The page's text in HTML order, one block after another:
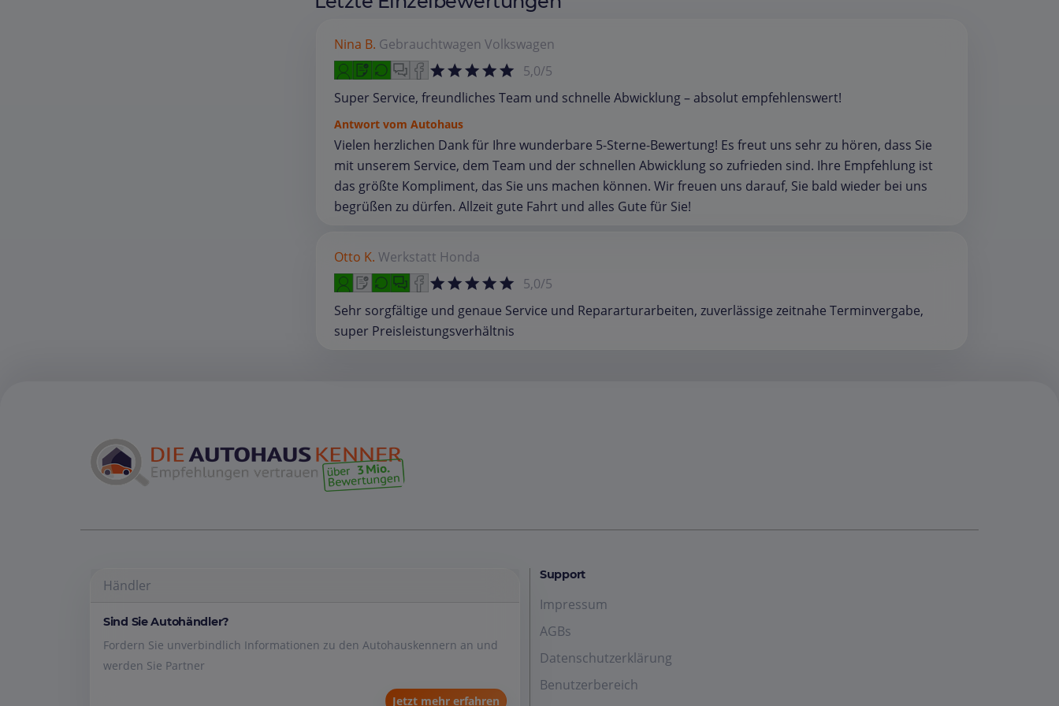
Nina B. Gebrauchtwagen Volkswagen
5,0/5
Super Service, freundliches Team und schnelle Abwicklung – absolut empfehlenswert!
Antwort vom Autohaus
Vielen herzlichen Dank für Ihre wunderbare 5-Sterne-Bewertung! Es freut uns sehr zu hören, dass Sie
mit unserem Service, dem Team und der schnellen Abwicklung so zufrieden sind. Ihre Empfehlung ist
das größte Kompliment, das Sie uns machen können. Wir freuen uns darauf, Sie bald wieder bei uns
begrüßen zu dürfen. Allzeit gute Fahrt und alles Gute für Sie!
Otto K. Werkstatt Honda
5,0/5
Sehr sorgfältige und genaue Service und Repararturarbeiten, zuverlässige zeitnahe Terminvergabe,
super Preisleistungsverhältnis
Händler
Sind Sie Autohändler?
Fordern Sie unverbindlich Informationen zu den Autohauskennern an und
werden Sie Partner
Jetzt mehr erfahren
Support
Impressum
AGBs
Datenschutzerklärung
Benutzerbereich